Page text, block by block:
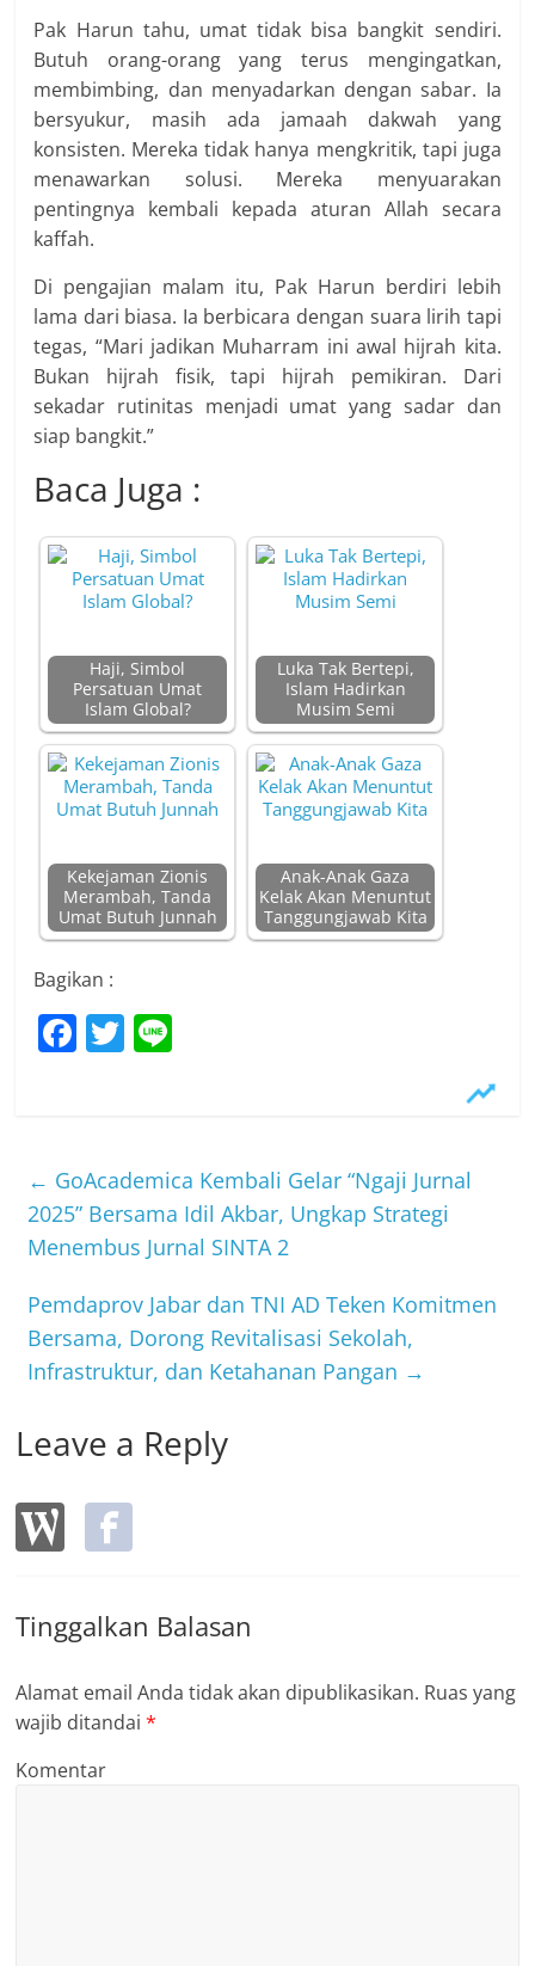
Pak Harun tahu, umat tidak bisa bangkit sendiri.
Butuh orang-orang yang terus mengingatkan,
membimbing, dan menyadarkan dengan sabar. Ia
bersyukur, masih ada jamaah dakwah yang
konsisten. Mereka tidak hanya mengkritik, tapi juga
menawarkan solusi. Mereka menyuarakan
pentingnya kembali kepada aturan Allah secara
kaffah.
Di pengajian malam itu, Pak Harun berdiri lebih
lama dari biasa. Ia berbicara dengan suara lirih tapi
tegas, “Mari jadikan Muharram ini awal hijrah kita.
Bukan hijrah fisik, tapi hijrah pemikiran. Dari
sekadar rutinitas menjadi umat yang sadar dan
siap bangkit.”
Baca Juga :
Haji, Simbol
Persatuan Umat
Islam Global?
Luka Tak Bertepi,
Islam Hadirkan
Musim Semi
Kekejaman Zionis
Merambah, Tanda
Umat Butuh Junnah
Anak-Anak Gaza
Kelak Akan Menuntut
Tanggungjawab Kita
Bagikan :
F
b
o
o
k
T
← GoAcademica Kembali Gelar “Ngaji Jurnal
2025” Bersama Idil Akbar, Ungkap Strategi
Menembus Jurnal SINTA 2
Pemdaprov Jabar dan TNI AD Teken Komitmen
Bersama, Dorong Revitalisasi Sekolah,
Infrastruktur, dan Ketahanan Pangan →
Leave a Reply
Tinggalkan Balasan
Alamat email Anda tidak akan dipublikasikan. Ruas yang
wajib ditandai*
Komentar